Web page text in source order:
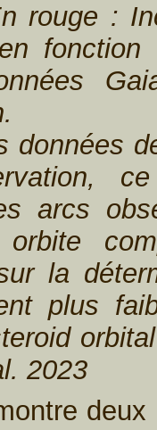
rouge :
fonction
données
arcs
orbite
la
plus
2023
deux